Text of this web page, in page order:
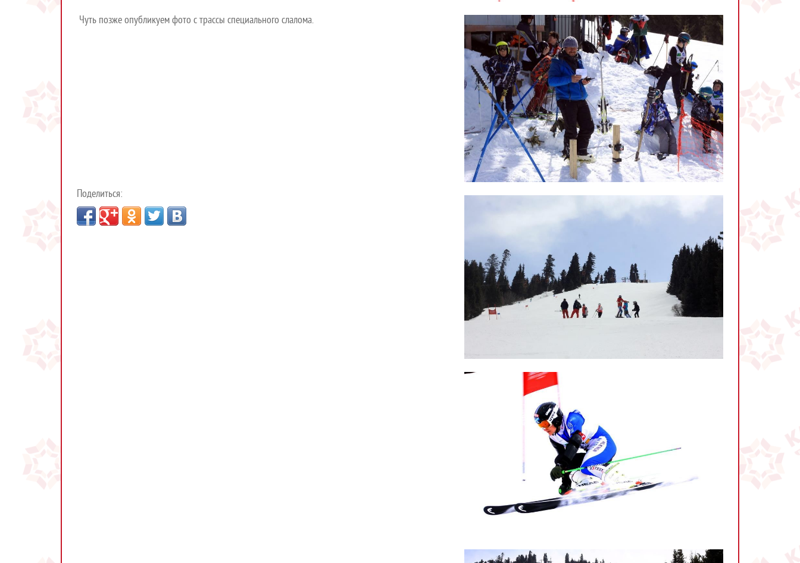
Чуть позже опубликуем фото с трассы специального слалома.
Поделиться: